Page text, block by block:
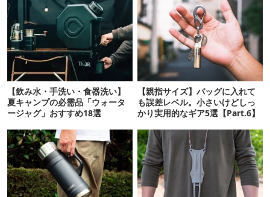
【飲み水・手洗い・食器洗い】
夏キャンプの必需品「ウォータ
ージャグ」おすすめ18選
【親指サイズ】バッグに入れて
も誤差レベル。小さいけどしっ
かり実用的なギア5選【Part.6】